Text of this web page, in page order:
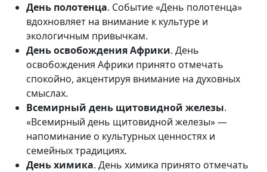
День полотенца. Событие «День полотенца»
вдохновляет на внимание к культуре и
экологичным привычкам.
День освобождения Африки. День
освобождения Африки принято отмечать
спокойно, акцентируя внимание на духовных
смыслах.
Всемирный день щитовидной железы.
«Всемирный день щитовидной железы» —
напоминание о культурных ценностях и
семейных традициях.
День химика. День химика принято отмечать